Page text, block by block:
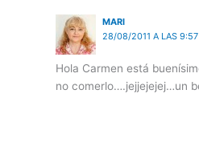
MARI
28/08/2011 A LAS
Hola Carmen está
no comerlo….jejjejejej…un